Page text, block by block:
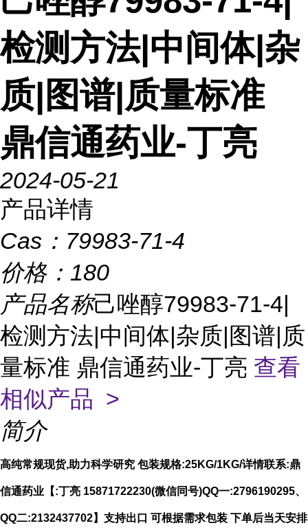
检测方法|中间体|杂
质|图谱|质量标准
鼎信通药业-丁亮
2024-05-21
产品详情
Cas： 79983-71-4
价格： 180
产品名称己唑醇79983-71-4|
检测方法|中间体|杂质|图谱|质
量标准 鼎信通药业-丁亮 查看
相似产品 >
简介
高纯常规现货,助力科学研究 包装规格:25KG/1KG/详情联系:鼎
信通药业【:丁亮 15871722230(微信同号)QQ一:2796190295、
QQ二:2132437702】支持出口 可根据需求包装 下单后当天安排